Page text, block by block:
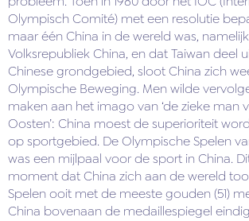
Olympisch Comité) met een resolutie
maar één China in de wereld was,
Volksrepubliek China, en dat Taiwan deel
Chinese grondgebied, sloot China zich
Olympische Beweging. Men wilde
maken aan het imago van ‘de zieke man
Oosten’: China moest de superioriteit
op sportgebied. De Olympische Spelen
was een mijlpaal voor de sport in China.
moment dat China zich aan de wereld
Spelen ooit met de meeste gouden (51)
China bovenaan de medaillespiegel